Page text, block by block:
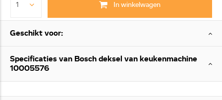
In winkelwagen
Geschikt voor:
Specificaties van Bosch deksel van keukenmachine
10005576